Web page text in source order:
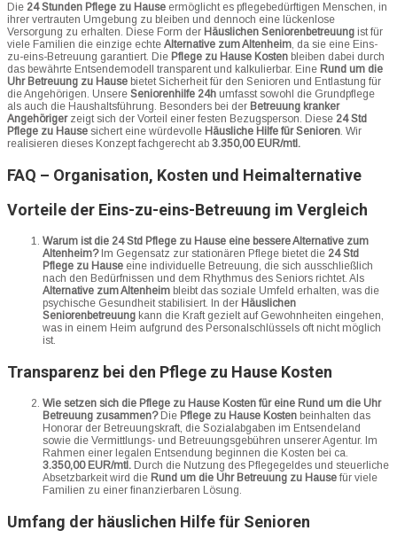
Die 24 Stunden Pflege zu Hause ermöglicht es pflegebedürftigen Menschen, in
ihrer vertrauten Umgebung zu bleiben und dennoch eine lückenlose
Versorgung zu erhalten. Diese Form der Häuslichen Seniorenbetreuung ist für
viele Familien die einzige echte Alternative zum Altenheim, da sie eine Eins-
zu-eins-Betreuung garantiert. Die Pflege zu Hause Kosten bleiben dabei durch
das bewährte Entsendemodell transparent und kalkulierbar. Eine Rund um die
Uhr Betreuung zu Hause bietet Sicherheit für den Senioren und Entlastung für
die Angehörigen. Unsere Seniorenhilfe 24h umfasst sowohl die Grundpflege
als auch die Haushaltsführung. Besonders bei der Betreuung kranker
Angehörigerzeigt sich der Vorteil einer festen Bezugsperson. Diese 24 Std
Pflege zu Hause sichert eine würdevolle Häusliche Hilfe für Senioren. Wir
realisieren dieses Konzept fachgerecht ab 3.350,00 EUR/mtl.
FAQ – Organisation, Kosten und Heimalternative
Vorteile der Eins-zu-eins-Betreuung im Vergleich
Warum ist die 24 Std Pflege zu Hause eine bessere Alternative zum
Altenheim?Im Gegensatz zur stationären Pflege bietet die 24 Std
Pflege zu Hause eine individuelle Betreuung, die sich ausschließlich
nach den Bedürfnissen und dem Rhythmus des Seniors richtet. Als
Alternative zum Altenheim bleibt das soziale Umfeld erhalten, was die
psychische Gesundheit stabilisiert. In der Häuslichen
Seniorenbetreuung kann die Kraft gezielt auf Gewohnheiten eingehen,
was in einem Heim aufgrund des Personalschlüssels oft nicht möglich
ist.
Transparenz bei den Pflege zu Hause Kosten
Wie setzen sich die Pflege zu Hause Kosten für eine Rund um die Uhr
Betreuung zusammen?Die Pflege zu Hause Kosten beinhalten das
Honorar der Betreuungskraft, die Sozialabgaben im Entsendeland
sowie die Vermittlungs- und Betreuungsgebühren unserer Agentur. Im
Rahmen einer legalen Entsendung beginnen die Kosten bei ca.
3.350,00 EUR/mtl. Durch die Nutzung des Pflegegeldes und steuerliche
Absetzbarkeit wird die Rund um die Uhr Betreuung zu Hause für viele
Familien zu einer finanzierbaren Lösung.
Umfang der häuslichen Hilfe für Senioren